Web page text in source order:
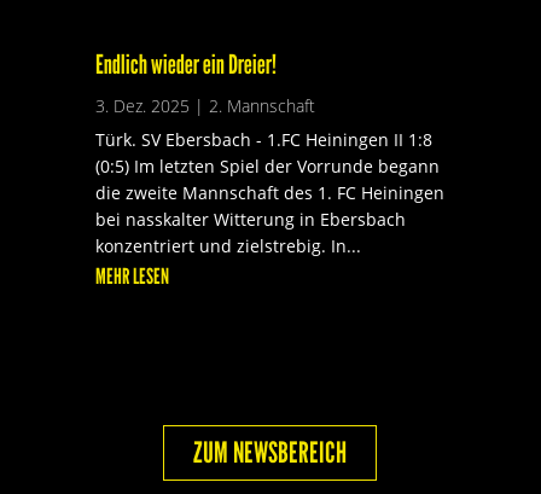
Endlich wieder ein Dreier!
3. Dez. 2025 | 2. Mannschaft
Türk. SV Ebersbach - 1.FC Heiningen II 1:8
(0:5) Im letzten Spiel der Vorrunde begann
die zweite Mannschaft des 1. FC Heiningen
bei nasskalter Witterung in Ebersbach
konzentriert und zielstrebig. In...
MEHR LESEN
ZUM NEWSBEREICH